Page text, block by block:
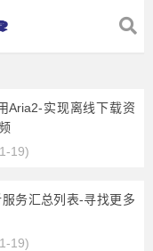
Aria2-实现离线下载资
19)
务汇总列表-寻找更多
19)